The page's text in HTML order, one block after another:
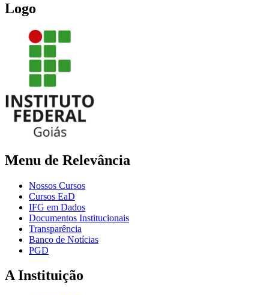
Logo
Menu de Relevância
Nossos Cursos
Cursos EaD
IFG em Dados
Documentos Institucionais
Transparência
Banco de Notícias
PGD
A Instituição